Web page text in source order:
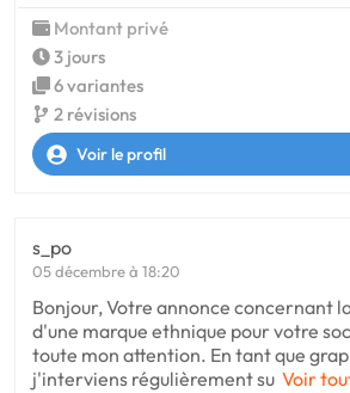
Montant privé
3 jours
6 variantes
2 révisions
Voir le profil
s_po
05 décembre à 18:20
Bonjour, Votre annonce concernant
d'une marque ethnique pour votre
toute mon attention. En tant que
j'interviens régulièrement su Voir